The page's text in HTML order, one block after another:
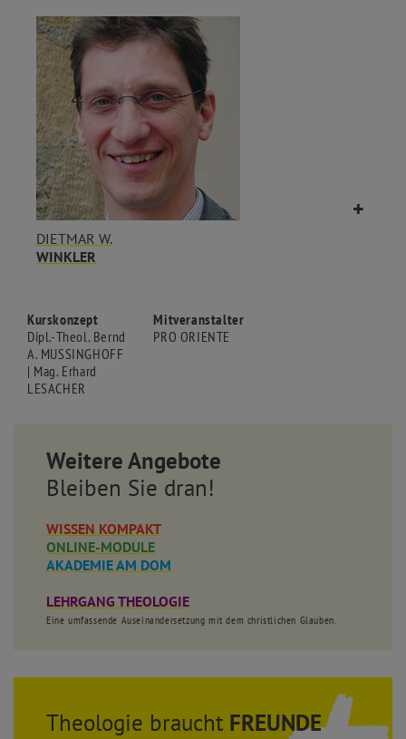
DIETMAR W.
WINKLER
Kurskonzept
Dipl.-Theol. Bernd
A. MUSSINGHOFF
| Mag. Erhard
LESACHER
Mitveranstalter
PRO ORIENTE
Weitere Angebote
Bleiben Sie dran!
WISSEN KOMPAKT
ONLINE-MODULE
AKADEMIE AM DOM
LEHRGANG THEOLOGIE
Eine umfassende Auseinandersetzung mit dem christlichen Glauben.
Theologie braucht FREUNDE